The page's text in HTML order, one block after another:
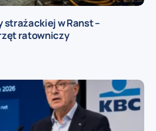
strażackiej w Ranst –
ratowniczy